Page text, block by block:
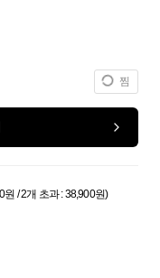
찜
/ 2개 초과 : 38,900원)